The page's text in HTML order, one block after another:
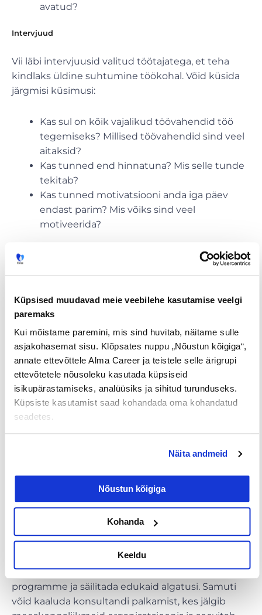
Küpsised muudavad meie veebilehe kasutamise veelgi
paremaks
Kui mõistame paremini, mis sind huvitab, näitame sulle
asjakohasemat sisu. Klõpsates nuppu „Nõustun kõigiga“,
annate ettevõttele Alma Career ja teistele selle ärigrupi
ettevõtetele nõusoleku kasutada küpsiseid
isikupärastamiseks, analüüsiks ja sihitud turunduseks.
Küpsiste kasutamist saad kohandada oma kohandatud
seadetes.
Näita andmeid
Nõustun kõigiga
Kohanda
Keeldu
avatud?
Intervjuud
Vii läbi intervjuusid valitud töötajatega, et teha
kindlaks üldine suhtumine töökohal. Võid küsida
järgmisi küsimusi:
Kas sul on kõik vajalikud töövahendid töö
tegemiseks? Millised töövahendid sind veel
aitaksid?
Kas tunned end hinnatuna? Mis selle tunde
tekitab?
Kas tunned motivatsiooni anda iga päev
endast parim? Mis võiks sind veel
motiveerida?
Kolleegide tagasiside kasutamine annab
käitumist. See meetod pakub väärtuslikku
ülevaadet töökohal valitsevatest suhetest ning
aitab paremini mõista nii juhtimisstiilide tugevusi
ja nõrkusi kui ka töötajate hinnanguid
töösooritusele.
Mitteametlikud vestlused
Korralda nädala jooksul mitteametlikke vestlusi, et
lühikesed ja vahetud vestlused aitavad sul hoida
Kui oled nende vestluste kaudu tuvastanud
üldised suundumused töökohal, saad koostada
plaani probleemide lahendamiseks. Tee koostööd
osakonnajuhtide ja juhtidega, et rakendada uusi
programme ja säilitada edukaid algatusi. Samuti
võid kaaluda konsultandi palkamist, kes jälgib